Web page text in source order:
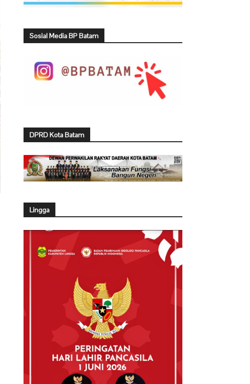
Sosial Media BP Batam
DPRD Kota Batam
Lingga